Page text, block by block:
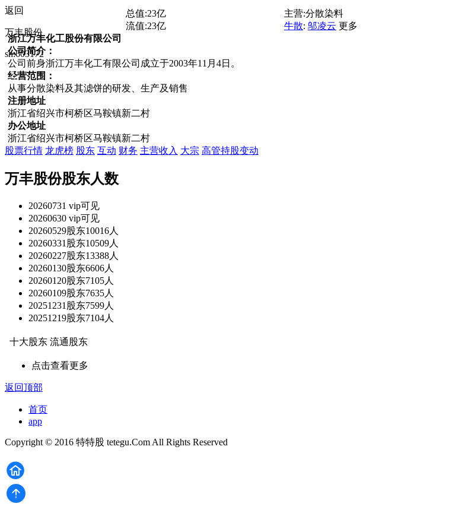
返回
万丰股份
sh:603172
总值:23亿 主营:分散染料
流值:23亿 牛散: 邬凌云 更多
浙江万丰化工股份有限公司
公司简介：
公司前身浙江万丰化工有限公司成立于2003年11月4日。
经营范围：
从事分散染料及其滤饼的研发、生产及销售
注册地址
浙江省绍兴市柯桥区马鞍镇新二村
办公地址
浙江省绍兴市柯桥区马鞍镇新二村
股票行情 龙虎榜 股东 互动 财务 主营收入 大宗 高管持股变动
万丰股份股东人数
20260731 vip可见
20260630 vip可见
20260529股东10016人
20260331股东10509人
20260227股东13388人
20260130股东6606人
20260120股东7105人
20260109股东7635人
20251231股东7599人
20251219股东7104人
十大股东 流通股东
点击查看更多
返回顶部
首页
app
Copyright © 2016 特特股 tetegu.Com All Rights Reserved